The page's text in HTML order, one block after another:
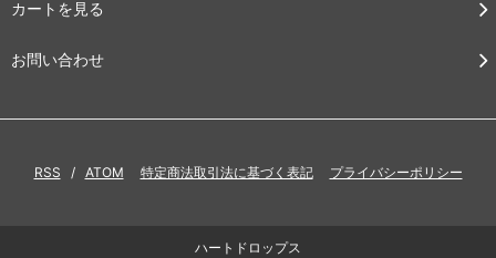
カートを見る
お問い合わせ
RSS / ATOM 特定商法取引法に基づく表記 プライバシーポリシー
ハートドロップス